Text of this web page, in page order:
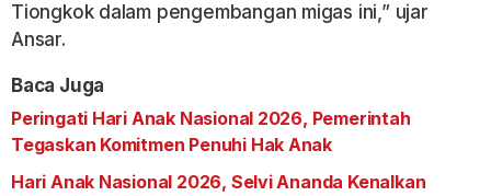
Tiongkok dalam pengembangan migas ini,” ujar
Ansar.
Baca Juga
Peringati Hari Anak Nasional 2026, Pemerintah
Tegaskan Komitmen Penuhi Hak Anak
Hari Anak Nasional 2026, Selvi Ananda Kenalkan